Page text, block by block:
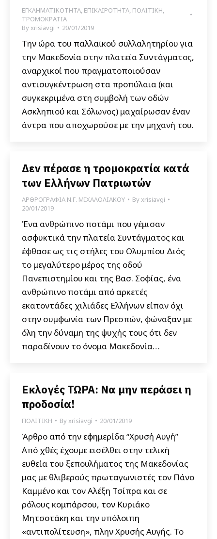
ΕΓΚΛΗΜΑΤΙΚΟΤΗΤΑ, ΕΠΙΚΑΙΡΟΤΗΤΑ, ΠΟΛΙΤΙΚΗ,
ΤΡΟΜΟΚΡΑΤΙΑ
Byxrisiavgi 20/01/2019
Την ώρα του παλλαϊκού συλλαλητηρίου για
την Μακεδονία στην πλατεία Συντάγματος,
αναρχικοί που πραγματοποιούσαν
αντισυγκέντρωση στα προπύλαια (και
συγκεκριμένα στη συμβολή των οδών
Ασκληπιού και Σόλωνος) μαχαίρωσαν έναν
άντρα που αποχωρούσε με την μηχανή του.
Δεν πέρασε η τρομοκρατία κατά
των Ελλήνων Πατριωτών
ΑΡΘΡΟΓΡΑΦΙΑ Ν.Γ. ΜΙΧΑΛΟΛΙΑΚΟΥ Byxrisiavgi
20/01/2019
Ένα ανθρώπινο ποτάμι που γέμισαν
ασφυκτικά την πλατεία Συντάγματος και
έφθασε ως τις στήλες του Ολυμπίου Διός
το μεγαλύτερο μέρος της οδού
Πανεπιστημίου και της Βασ. Σοφίας, ένα
ανθρώπινο ποτάμι από αρκετές
εκατοντάδες χιλιάδες Ελλήνων είπαν όχι
στην συμφωνία των Πρεσπών, φώναξαν με
όλη την δύναμη της ψυχής τους ότι δεν
παραδίνουν το όνομα Μακεδονία…
Εκλογές ΤΩΡΑ: Να μην περάσει η
προδοσία!
ΠΟΛΙΤΙΚΗ Byxrisiavgi 20/01/2019
Άρθρο από την εφημερίδα “Χρυσή Αυγή”
Από χθές έχουμε εισέλθει στην τελική
ευθεία του ξεπουλήματος της Μακεδονίας
μας με θλιβερούς πρωταγωνιστές τον Πάνο
Καμμένο και τον Αλέξη Τσίπρα και σε
ρόλους κομπάρσου, τον Κυριάκο
Μητσοτάκη και την υπόλοιπη
«αντιπολίτευση», πλην Χρυσής Αυγής. To